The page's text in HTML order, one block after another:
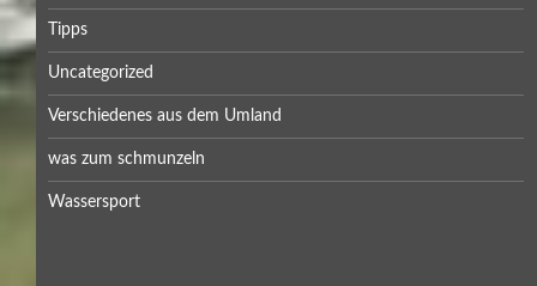
Tipps
Uncategorized
Verschiedenes aus dem Umland
was zum schmunzeln
Wassersport